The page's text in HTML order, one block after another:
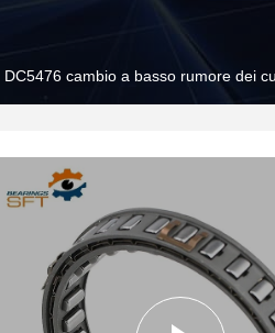
DC5476 cambio a basso rumore dei